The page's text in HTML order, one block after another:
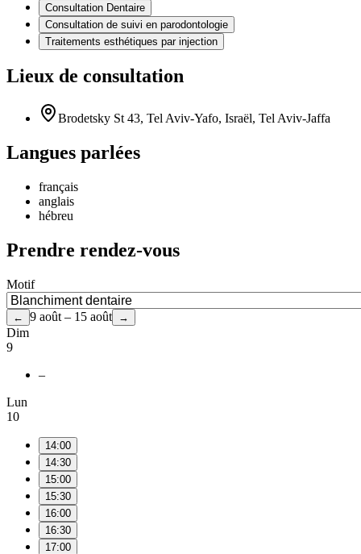
Consultation Dentaire
Consultation de suivi en parodontologie
Traitements esthétiques par injection
Lieux de consultation
Brodetsky St 43, Tel Aviv-Yafo, Israël, Tel Aviv-Jaffa
Langues parlées
français
anglais
hébreu
Prendre rendez-vous
Motif
← 9 août – 15 août →
Dim
9
–
Lun
10
14:00
14:30
15:00
15:30
16:00
16:30
17:00